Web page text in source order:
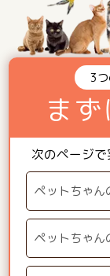
3
まず
次のページ